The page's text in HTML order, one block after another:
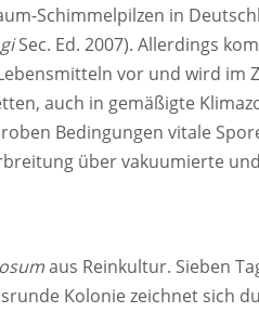
Schimmelpilzen in
Sec. Ed. 2007). Allerdings
vor und wird im
auch in gemäßigte
Bedingungen vitale
über vakuumierte
aus Reinkultur. Sieben
Kolonie zeichnet sich